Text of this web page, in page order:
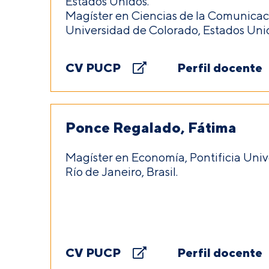
Magíster en Ciencias de la
Universidad de Colorado, Estados
CV PUCP Perfil docente
Ponce Regalado, Fátima
Magíster en Economía, Pontificia
Río de Janeiro, Brasil.
CV PUCP Perfil docente